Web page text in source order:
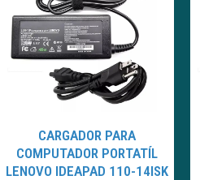
CARGADOR PARA
COMPUTADOR PORTATÍL
LENOVO IDEAPAD 110-14ISK